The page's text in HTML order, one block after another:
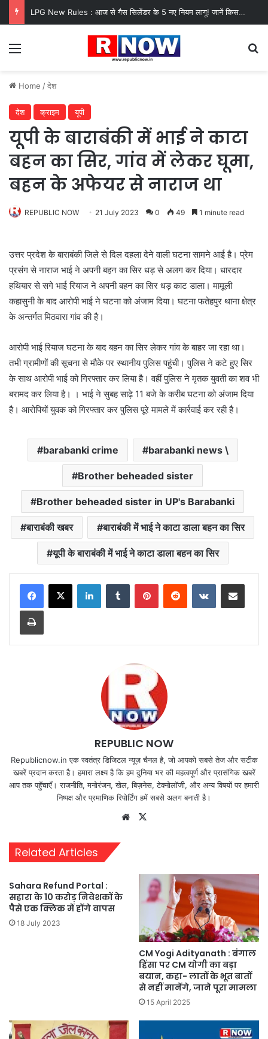
LPG New Rules : आज से गैस सिलेंडर के 5 नए नियम लागू! जानें किसका कटेगा कनेक्शन, कितने दिन बाद होगी बुकिंग?
Menu
Home /देश
देश क्राइम यूपी
यूपी के बाराबंकी में भाई ने काटा
बहन का सिर, गांव में लेकर घूमा,
बहन के अफेयर से नाराज था
REPUBLIC NOW 21 July 2023 0 49 1 minute read
उत्तर प्रदेश के बाराबंकी जिले से दिल दहला देने वाली घटना सामने आई है। प्रेम
प्रसंग से नाराज भाई ने अपनी बहन का सिर धड़ से अलग कर दिया। धारदार
हथियार से सगे भाई रियाज ने अपनी बहन का सिर धड़ काट डाला। मामूली
कहासुनी के बाद आरोपी भाई ने घटना को अंजाम दिया। घटना फतेहपुर थाना क्षेत्र
के अन्तर्गत मिठवारा गांव की है।
आरोपी भाई रियाज घटना के बाद बहन का सिर लेकर गांव के बाहर जा रहा था।
तभी ग्रामीणों की सूचना से मौके पर स्थानीय पुलिस पहुंची। पुलिस ने कटे हुए सिर
के साथ आरोपी भाई को गिरफ्तार कर लिया है। वहीं पुलिस ने मृतक युवती का शव भी
बरामद कर लिया है। । भाई ने सुबह साढ़े 11 बजे के करीब घटना को अंजाम दिया
है। आरोपियों युवक को गिरफ्तार कर पुलिस पूरे मामले में कार्रवाई कर रही है।
barabanki crime barabanki news \
Brother beheaded sister
Brother beheaded sister in UP's Barabanki
बाराबंकी खबर बाराबंकी में भाई ने काटा डाला बहन का सिर
यूपी के बाराबंकी में भाई ने काटा डाला बहन का सिर
LinkedInTumblr PinterestReddit VKontakteShare via Email
Print
REPUBLIC NOW
Republicnow.in एक स्वतंत्र डिजिटल न्यूज़ चैनल है, जो आपको सबसे तेज और सटीक
खबरें प्रदान करता है। हमारा लक्ष्य है कि हम दुनिया भर की महत्वपूर्ण और प्रासंगिक खबरें
आप तक पहुँचाएँ। राजनीति, मनोरंजन, खेल, बिज़नेस, टेक्नोलॉजी, और अन्य विषयों पर हमारी
निष्पक्ष और प्रमाणिक रिपोर्टिंग हमें सबसे अलग बनाती है।
Website
Related Articles
Sahara Refund Portal :
सहारा के 10 करोड़ निवेशकों के
पैसे एक क्लिक में होंगे वापस
18 July 2023
CM Yogi Adityanath : बंगाल
हिंसा पर CM योगी का बड़ा
बयान, कहा- लातों के भूत बातों
से नहीं मानेंगे, जाने पूरा मामला
15 April 2025